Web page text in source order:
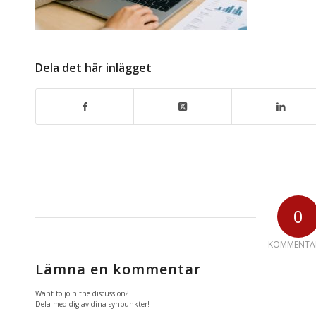
Dela det här inlägget
0
Lämna en kommentar
Want to join the discussion?
Dela med dig av dina synpunkter!